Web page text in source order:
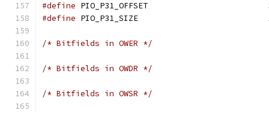
#define PIO_P31_OFFSET
#define PIO_P31_SIZE
/* Bitfields in OWER */
/* Bitfields in OWDR */
/* Bitfields in OWSR */